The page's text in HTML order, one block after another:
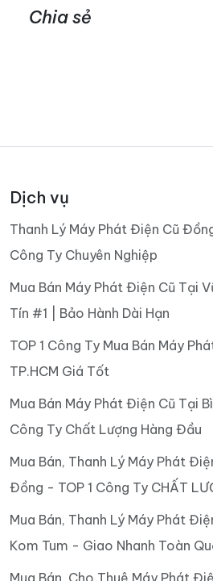
Chia sẻ
Dịch vụ
Thanh Lý Máy Phát Điện Cũ
Công Ty Chuyên Nghiệp
Mua Bán Máy Phát Điện Cũ Tại
Tín #1 | Bảo Hành Dài Hạn
TOP 1 Công Ty Mua Bán Máy
TP.HCM Giá Tốt
Mua Bán Máy Phát Điện Cũ Tại
Công Ty Chất Lượng Hàng Đầu
Mua Bán, Thanh Lý Máy Phát
Đồng - TOP 1 Công Ty CHẤT
Mua Bán, Thanh Lý Máy Phát
Kom Tum - Giao Nhanh Toàn